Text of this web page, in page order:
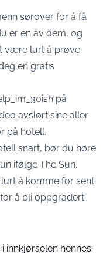
sørover for å få
er en av dem, og
være lurt å prøve
en gratis
på
avslørt sine aller
på hotell.
snart, bør du høre
ifølge The Sun.
å komme for sent
å bli oppgradert
innkjørselen hennes: